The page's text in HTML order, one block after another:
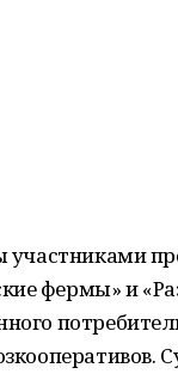
участниками
фермы» и